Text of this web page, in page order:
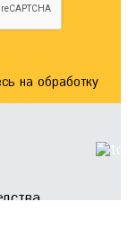
на обработку